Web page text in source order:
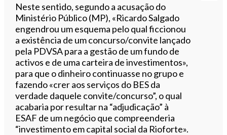
Neste sentido, segundo a acusação do
Ministério Público (MP), «Ricardo Salgado
engendrou um esquema pelo qual ficcionou
a existência de um concurso/convite lançado
pela PDVSA para a gestão de um fundo de
activos e de uma carteira de investimentos»,
para que o dinheiro continuasse no grupo e
fazendo «crer aos serviços do BES da
verdade daquele convite/concurso”, o qual
acabaria por resultar na “adjudicação” à
ESAF de um negócio que compreenderia
“investimento em capital social da Rioforte».